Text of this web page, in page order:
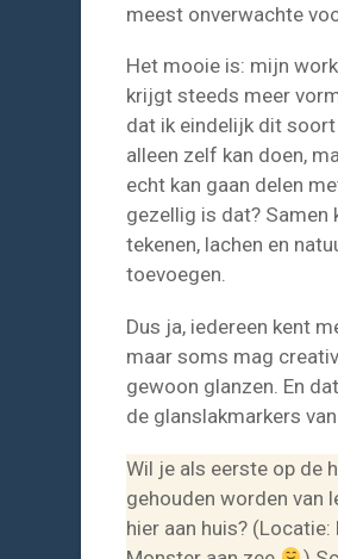
meest onverwachte
Het mooie is: mijn
krijgt steeds meer
dat ik eindelijk dit
alleen zelf kan doen,
echt kan gaan delen
gezellig is dat? Samen
tekenen, lachen en
toevoegen.
Dus ja, iedereen kent
maar soms mag
gewoon glanzen. En
de glanslakmarkers
Wil je als eerste op de
gehouden worden van
hier aan huis?